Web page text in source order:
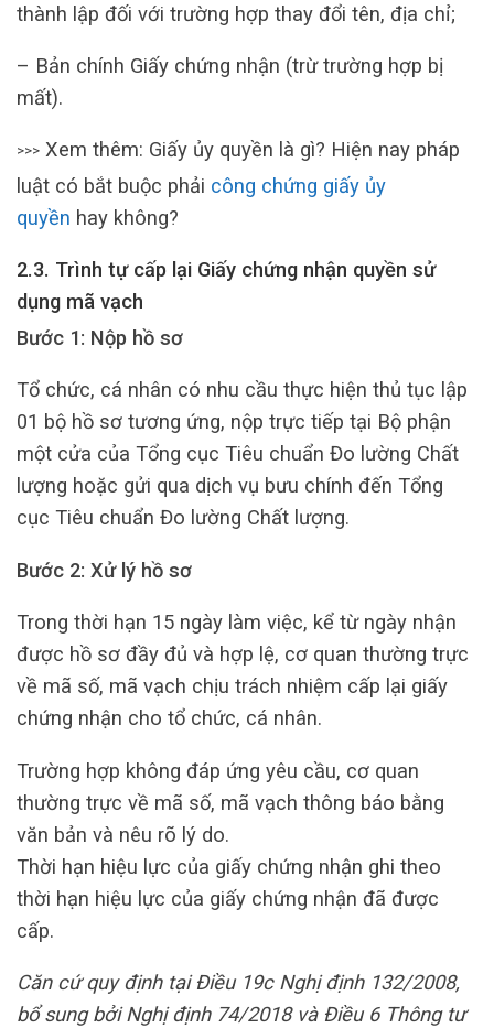
thành lập đối với trường hợp thay đổi tên, địa chỉ;
– Bản chính Giấy chứng nhận (trừ trường hợp bị
mất).
>>> Xem thêm: Giấy ủy quyền là gì? Hiện nay pháp
luật có bắt buộc phải công chứng giấy ủy
quyền hay không?
2.3. Trình tự cấp lại Giấy chứng nhận quyền sử
dụng mã vạch
Bước 1: Nộp hồ sơ
Tổ chức, cá nhân có nhu cầu thực hiện thủ tục lập
01 bộ hồ sơ tương ứng, nộp trực tiếp tại Bộ phận
một cửa của Tổng cục Tiêu chuẩn Đo lường Chất
lượng hoặc gửi qua dịch vụ bưu chính đến Tổng
cục Tiêu chuẩn Đo lường Chất lượng.
Bước 2: Xử lý hồ sơ
Trong thời hạn 15 ngày làm việc, kể từ ngày nhận
được hồ sơ đầy đủ và hợp lệ, cơ quan thường trực
về mã số, mã vạch chịu trách nhiệm cấp lại giấy
chứng nhận cho tổ chức, cá nhân.
Trường hợp không đáp ứng yêu cầu, cơ quan
thường trực về mã số, mã vạch thông báo bằng
văn bản và nêu rõ lý do.
Thời hạn hiệu lực của giấy chứng nhận ghi theo
thời hạn hiệu lực của giấy chứng nhận đã được
cấp.
Căn cứ quy định tại Điều 19c Nghị định 132/2008,
bổ sung bởi Nghị định 74/2018 và Điều 6 Thông tư